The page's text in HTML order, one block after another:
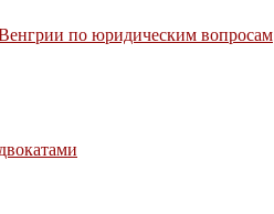
по юридическим вопросам